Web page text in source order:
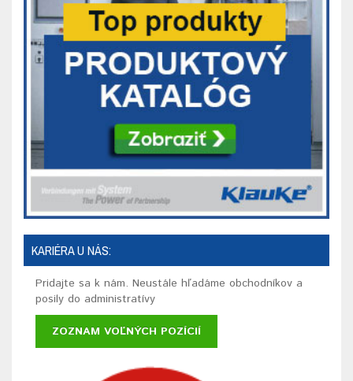
KARIÉRA U NÁS:
Pridajte sa k nám. Neustále hľadáme obchodníkov a
posily do administratívy
ZOZNAM VOĽNÝCH POZÍCIÍ